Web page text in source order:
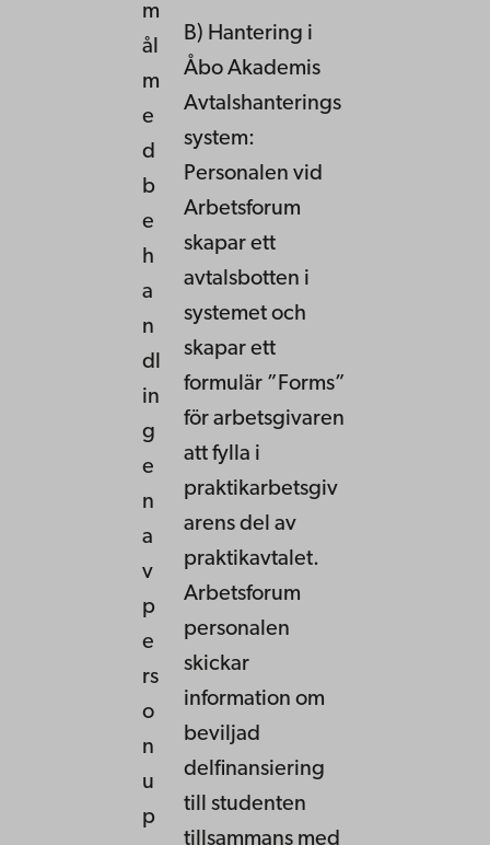
m
ål
m
e
d
b
e
h
a
n
dl
in
g
e
n
a
v
p
e
rs
o
n
u
p
B) Hantering i
Åbo Akademis
Avtalshanterings
system:
Personalen vid
Arbetsforum
skapar ett
avtalsbotten i
systemet och
skapar ett
formulär ”Forms”
för arbetsgivaren
att fylla i
praktikarbetsgiv
arens del av
praktikavtalet.
Arbetsforum
personalen
skickar
information om
beviljad
delfinansiering
till studenten
tillsammans med